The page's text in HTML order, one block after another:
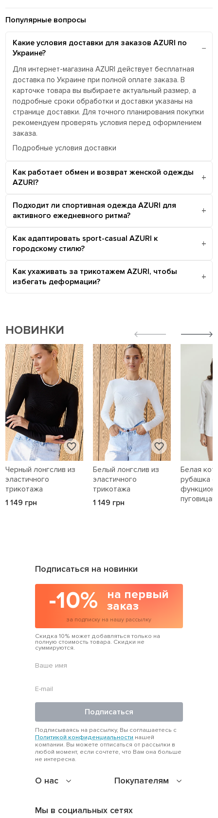
Популярные вопросы
Какие условия доставки для заказов AZURI по
Украине?
Для интернет-магазина AZURI действует бесплатная
доставка по Украине при полной оплате заказа. В
карточке товара вы выбираете актуальный размер, а
подробные сроки обработки и доставки указаны на
странице доставки. Для точного планирования покупки
рекомендуем проверять условия перед оформлением
заказа.
Подробные условия доставки
Как работает обмен и возврат женской одежды
AZURI?
Подходит ли спортивная одежда AZURI для
активного ежедневного ритма?
Как адаптировать sport-casual AZURI к
городскому стилю?
Как ухаживать за трикотажем AZURI, чтобы
избегать деформации?
НОВИНКИ
Черный лонгслив из
эластичного
трикотажа
1 149 грн
Белый лонгслив из
эластичного
трикотажа
1 149 грн
Белая
рубашка с
О нас Покупателям
Подписаться на новинки
-10%
на первый
заказ
за подписку на нашу рассылку
Скидка 10% может добавляться только на
полную стоимость товара. Скидки не
суммируются.
Подписаться
Подписываясь на рассылку, Вы соглашаетесь с
Политикой конфиденциальности нашей
компании. Вы можете отписаться от рассылки в
любой момент, если сочтете, что Вам она больше
не интересна.
Мы в социальных сетях